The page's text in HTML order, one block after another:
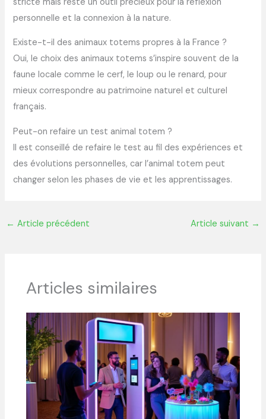
personnelle et la connexion à la nature.
Existe-t-il des animaux totems propres à la France ?
Oui, le choix des animaux totems s’inspire souvent de la
faune locale comme le cerf, le loup ou le renard, pour
mieux correspondre au patrimoine naturel et culturel
français.
Peut-on refaire un test animal totem ?
Il est conseillé de refaire le test au fil des expériences et
des évolutions personnelles, car l’animal totem peut
changer selon les phases de vie et les apprentissages.
← Article précédent Article suivant →
Articles similaires